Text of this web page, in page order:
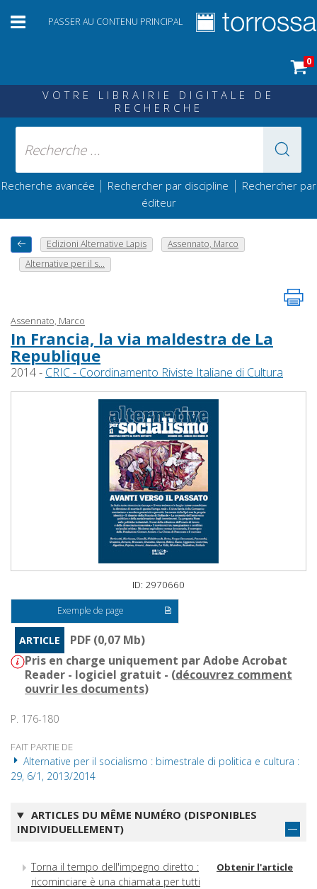
PASSER AU CONTENU PRINCIPAL
0
VOTRE LIBRAIRIE DIGITALE DE
RECHERCHE
Recherche avancée | Rechercher par discipline | Rechercher par
éditeur
Edizioni Alternative Lapis
Assennato, Marco
Alternative per il s...
Assennato, Marco
In Francia, la via maldestra de La
Republique
2014 - CRIC - Coordinamento Riviste Italiane di Cultura
ID: 2970660
Exemple de page
ARTICLE
PDF (0,07 Mb)
Pris en charge uniquement par Adobe Acrobat
Reader - logiciel gratuit - (découvrez comment
ouvrir les documents)
P. 176-180
FAIT PARTIE DE
Alternative per il socialismo : bimestrale di politica e cultura :
29, 6/1, 2013/2014
ARTICLES DU MÊME NUMÉRO (DISPONIBLES
INDIVIDUELLEMENT)
Torna il tempo dell'impegno diretto :
ricominciare è una chiamata per tutti
Obtenir l'article